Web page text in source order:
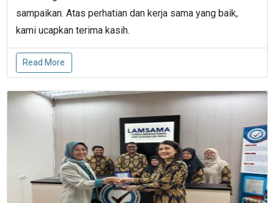
sampaikan. Atas perhatian dan kerja sama yang baik,
kami ucapkan terima kasih.
Read More